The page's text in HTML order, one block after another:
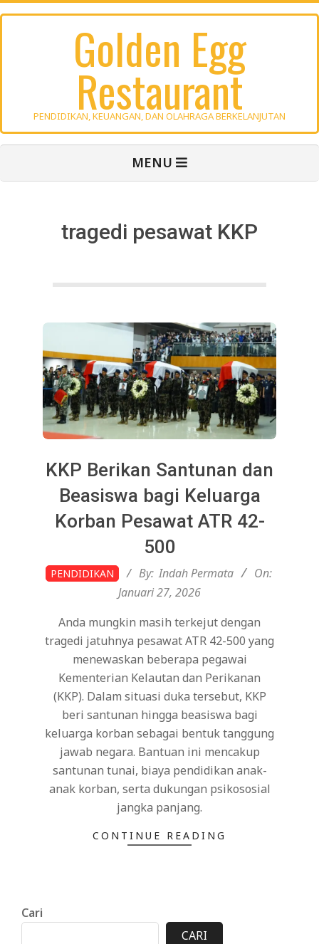
Skip
Golden Egg
Restaurant
PENDIDIKAN, KEUANGAN, DAN OLAHRAGA BERKELANJUTAN
MENU
tragedi pesawat KKP
KKP Berikan Santunan dan
Beasiswa bagi Keluarga
Korban Pesawat ATR 42-
500
2026-
01-
PENDIDIKAN By: Indah Permata
On:
Januari 27, 2026
Anda mungkin masih terkejut dengan
tragedi jatuhnya pesawat ATR 42-500 yang
menewaskan beberapa pegawai
Kementerian Kelautan dan Perikanan
(KKP). Dalam situasi duka tersebut, KKP
beri santunan hingga beasiswa bagi
keluarga korban sebagai bentuk tanggung
jawab negara. Bantuan ini mencakup
santunan tunai, biaya pendidikan anak-
anak korban, serta dukungan psikososial
jangka panjang.
CONTINUE READING
Cari
CARI